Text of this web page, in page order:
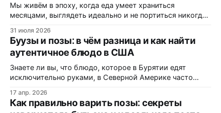
Мы живём в эпоху, когда еда умеет храниться
месяцами, выглядеть идеально и не портиться никогда.
вкус. Полки магазинов забиты ультраобработанной
пищей: полуфабрикатами, лапшой быстрого
приготовления, «домашними» котлетами с составом на
пол-этикетки. А ведь есть блюдо, которому не нужны
консерванты, потому
31 июля 2026
Буузы и позы: в чём разница и как найти
аутентичное блюдо в США
Знаете ли вы, что блюдо, которое в Бурятии едят
исключительно руками, в Северной Америке часто
материале вы узнаете, почему одни называют их
«буузы», а другие — «позы», как диаспора адаптирует
17 апр. 2026
Как правильно варить позы: секреты